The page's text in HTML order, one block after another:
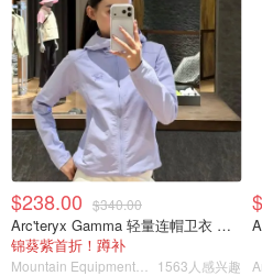
比如不在群里的老马和老川：
$238.00 $340.00
Arc'teryx Gamma 轻量连帽卫衣 女款
锦葵紫首折！蹲补
1563人感兴趣